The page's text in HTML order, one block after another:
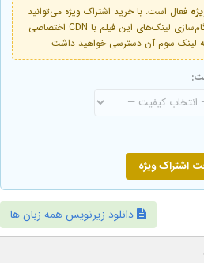
فعال است. با خرید اشتراک ویژه می‌توانید
هر 2 ساعت یک‌بار درخواست همگام‌سازی لینک‌های این فیلم با CDN اختصاصی
به لینک سوم آن دسترسی خواهید داشت
اشتراک ویژه
دانلود زیرنویس همه زبان ها